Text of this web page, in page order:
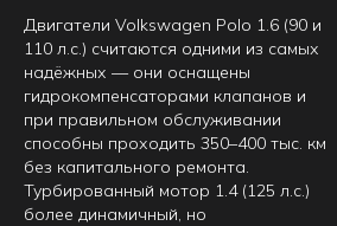
Двигатели Volkswagen Polo 1.6 (90 и
110 л.с.) считаются одними из самых
надёжных — они оснащены
гидрокомпенсаторами клапанов и
при правильном обслуживании
способны проходить 350–400 тыс. км
без капитального ремонта.
Турбированный мотор 1.4 (125 л.с.)
более динамичный, но